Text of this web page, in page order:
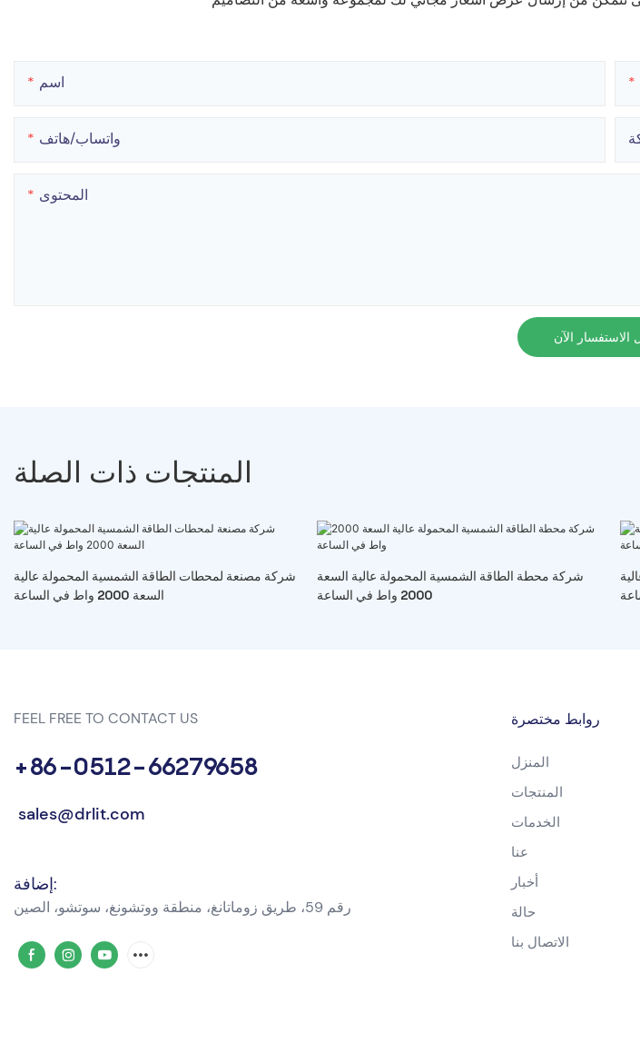
اسم
واتساب/هاتف
المحتوى
الاستفسار الآن
المنتجات ذات الصلة
شركة مصنعة لمحطات الطاقة الشمسية المحمولة عالية
السعة 2000 واط في الساعة
شركة محطة الطاقة الشمسية المحمولة عالية السعة
2000 واط في الساعة
FEEL FREE TO CONTACT US
+86-0512-66279658
sales@drlit.com
إضافة:
رقم 59، طريق زوماتانغ، منطقة ووتشونغ، سوتشو، الصين
روابط مختصرة
المنزل
المنتجات
الخدمات
عنا
أخبار
حالة
الاتصال بنا